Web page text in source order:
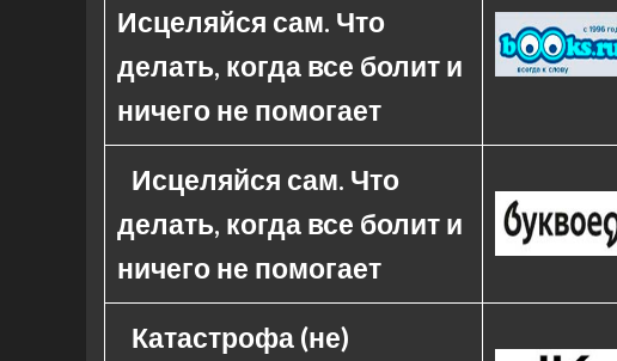
Исцеляйся сам. Что
делать, когда все болит и
ничего не помогает
Исцеляйся сам. Что
делать, когда все болит и
ничего не помогает
Катастрофа (не)